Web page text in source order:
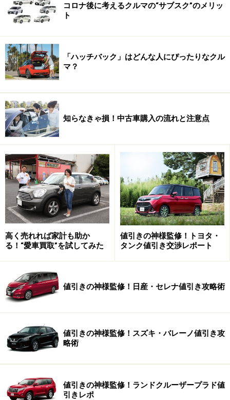
ほかにめぼしいオプションをピックアップすると、スポ
（545iを除く）が30万円、電動ガラスサンルーフ（同）
が16万円、赤外線反射合わせガラスが13万円、電動スポ
ーツシートが8万円、アダプティブ・クルーズ・コント
が10万円、バイキセノン・ヘッドライト（525iのみ）が
10万円などとなっています。ほかにもまだまだいろいろ
なオプションが用意されていますが、先のハイライン・
パッケージのほかにこれらのオプションを加えていく
と、車両価格がべらぼうに高くなってしまいます。
発売当初に最も良く売れるのは530iになると見込まれて
いますが、これにハイライン・パッケージ、アダプティ
ブ・クルーズ・コントロール、スポーツサスペンショ
ン、スポーツシート、電動ガラスサンルーフ、赤外線反
射合わせガラスなどを装備すると、ここまでで車両価格
は750万円を大きく超えます。諸費用を含めた支払総額
では900万円に近い金額になってしまいますから、オプ
ション装備を好みのものだけに絞って装着する必要があ
るでしょう。相当に魅力的なクルマになったものの、価
ズです。
※記事内容は執筆時点のものです。最新の内容をご確認くださ
い。
コロナ後に考えるクルマの“サブスク”のメリッ
ト
「ハッチバック」はどんな人にぴったりなクル
マ？
知らなきゃ損！中古車購入の流れと注意点
高く売れれば家計も助か
る！“愛車買取”を試してみた
値引きの神様監修！トヨタ・
タンク値引き交渉レポート
値引きの神様監修！日産・セレナ値引き攻略術
値引きの神様監修！スズキ・バレーノ値引き攻
略術
値引きの神様監修！ランドクルーザープラド値
引きレポ